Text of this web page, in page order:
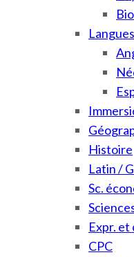
Langues
Histoire
Latin /
Sc.
Expr. et
CPC